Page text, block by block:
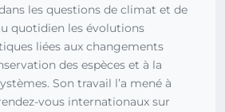
les questions de climat et de
quotidien les évolutions
liées aux changements
des espèces et à la
Son travail l’a mené à
vous internationaux sur